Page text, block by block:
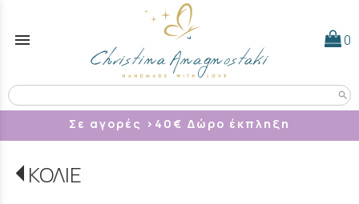
menu 0
search
Σε αγορές >40 € Δώρο έκπληξη
ΚΟΛΙΕ